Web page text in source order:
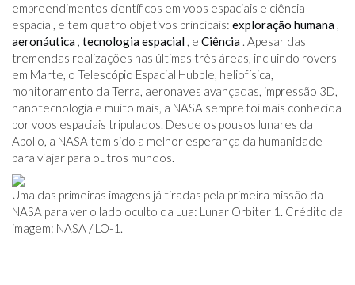
empreendimentos científicos em voos espaciais e ciência
espacial, e tem quatro objetivos principais: exploração humana ,
aeronáutica , tecnologia espacial , e Ciência . Apesar das
tremendas realizações nas últimas três áreas, incluindo rovers
em Marte, o Telescópio Espacial Hubble, heliofísica,
monitoramento da Terra, aeronaves avançadas, impressão 3D,
nanotecnologia e muito mais, a NASA sempre foi mais conhecida
por voos espaciais tripulados. Desde os pousos lunares da
Apollo, a NASA tem sido a melhor esperança da humanidade
para viajar para outros mundos.
Uma das primeiras imagens já tiradas pela primeira missão da
NASA para ver o lado oculto da Lua: Lunar Orbiter 1. Crédito da
imagem: NASA / LO-1.